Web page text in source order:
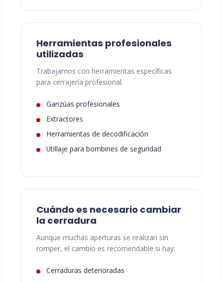
Herramientas profesionales
utilizadas
Trabajamos con herramientas específicas
para cerrajería profesional:
Ganzúas profesionales
Extractores
Herramientas de decodificación
Utillaje para bombines de seguridad
Cuándo es necesario cambiar
la cerradura
Aunque muchas aperturas se realizan sin
romper, el cambio es recomendable si hay:
Cerraduras deterioradas